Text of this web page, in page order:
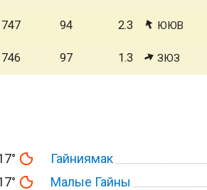
747 94 2.3 ЮЮВ
746 97 1.3 ЗЮЗ
Гайниямак
Малые Гайны